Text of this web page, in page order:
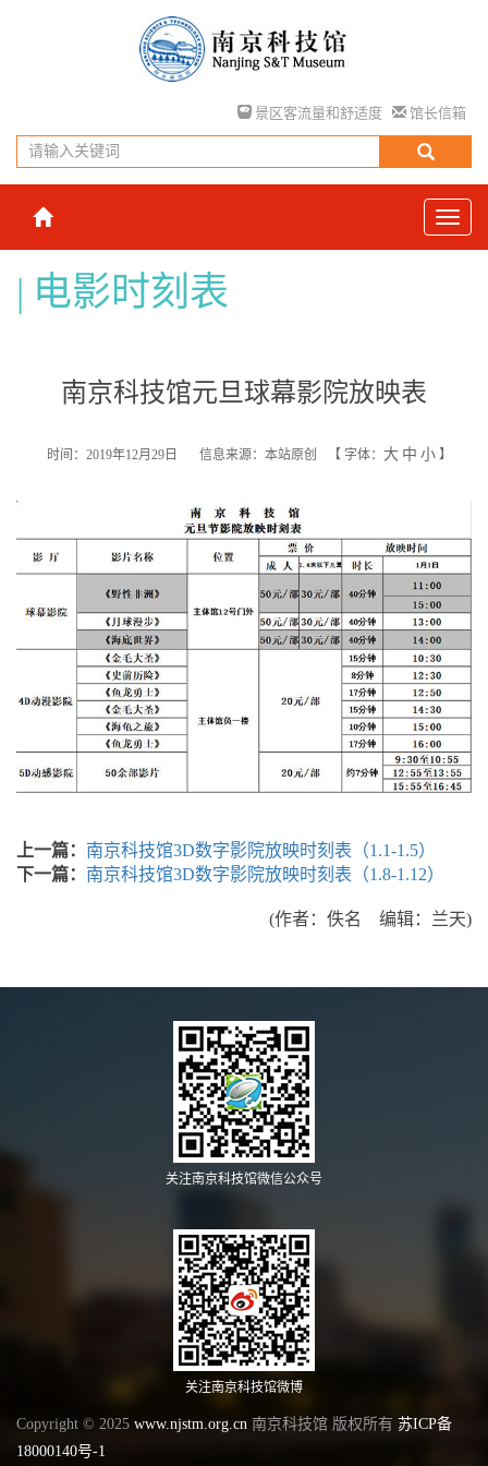
景区客流量和舒适度 馆长信箱
电影时刻表
南京科技馆元旦球幕影院放映表
时间：2019年12月29日 信息来源：本站原创 【 字体： 大 中 小 】
上一篇： 南京科技馆3D数字影院放映时刻表（1.1-1.5）
下一篇： 南京科技馆3D数字影院放映时刻表（1.8-1.12）
(作者：佚名 编辑：兰天)
关注南京科技馆微信公众号
关注南京科技馆微博
Copyright © 2025 www.njstm.org.cn 南京科技馆 版权所有 苏ICP备
18000140号-1